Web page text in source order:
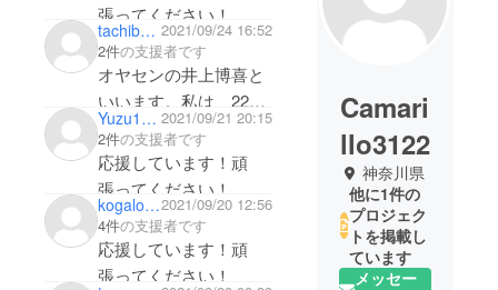
張ってください！
tachibanay 2021/09/24 16:52
2件の支援者です
オヤセンの井上博喜と
いいます。私は、22歳
以上被児童虐待児が施
設を対処しないといけ
ないという現状を知
り、児童虐待を機器で
検知する仕組で特許出
願中です。この特許を
Yuzu1004 2021/09/21 20:15
2件の支援者です
応援しています！頑
張ってください！
kogalovinson2021/09/20 12:56
4件の支援者です
応援しています！頑
張ってください！
Camari
llo3122
神奈川県
他に1件の
プロジェク
トを掲載し
ています
メッセー